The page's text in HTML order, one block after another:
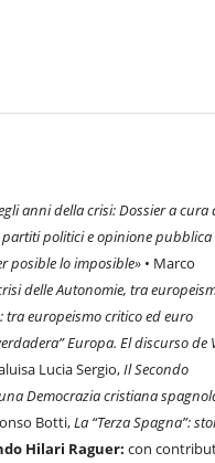
anni della crisi:Dossier a cura
politici e opinione pubblica
posible lo imposible» • Marco
delle Autonomie, tra
tra europeismo critico ed euro
Europa. El discurso de
Lucia Sergio,Il Secondo
Democrazia cristiana
Botti,La “Terza Spagna”:
Hilari Raguer: con